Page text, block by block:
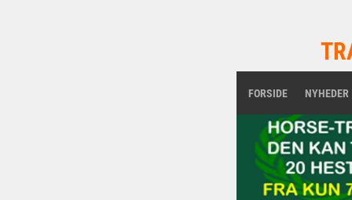
FORSIDE NYHEDER